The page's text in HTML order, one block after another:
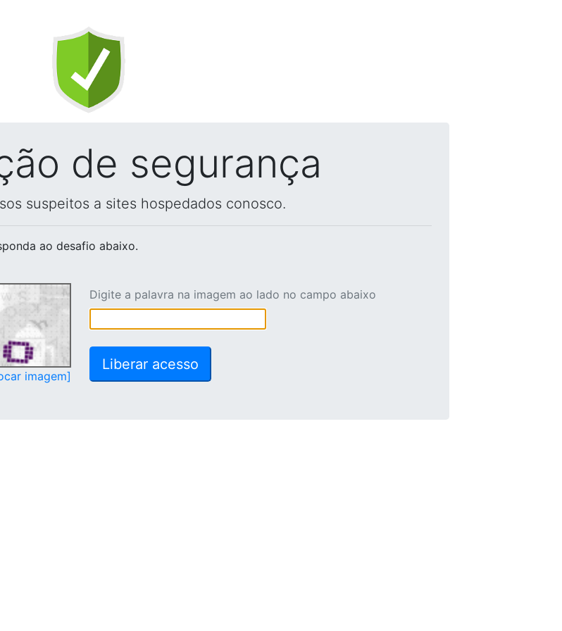
de segurança
suspeitos a sites hospedados conosco.
ao desafio abaixo.
imagem]
Digite a palavra na imagem ao lado no campo abaixo